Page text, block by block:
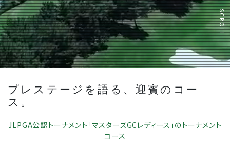
施設
レストランメニュー
ご利用案内・マナーガイド
競技情報
新規会員登録について
アクセス
よくあるご質問
SCROLL
プレステージを語る、迎賓のコー
ス。
JLPGA公認トーナメント「マスターズGCレディース」のトーナメント
コース